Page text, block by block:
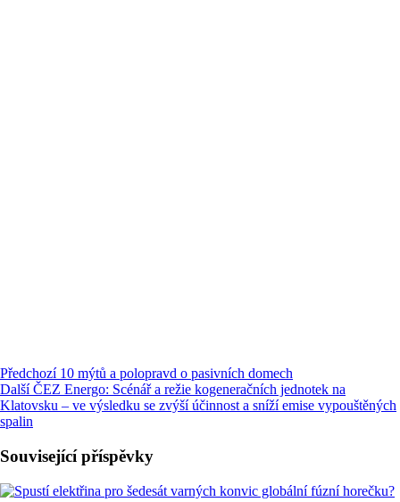
Předchozí 10 mýtů a polopravd o pasivních domech
Další ČEZ Energo: Scénář a režie kogeneračních jednotek na
Klatovsku – ve výsledku se zvýší účinnost a sníží emise vypouštěných
spalin
Související příspěvky